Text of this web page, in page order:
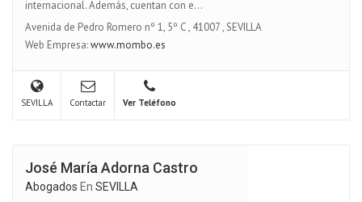
internacional. Además, cuentan con e...
Avenida de Pedro Romero nº 1, 5º C, 41007,SEVILLA
Web Empresa:www.mombo.es
SEVILLA Contactar Ver Teléfono
José María Adorna Castro
Abogados En SEVILLA